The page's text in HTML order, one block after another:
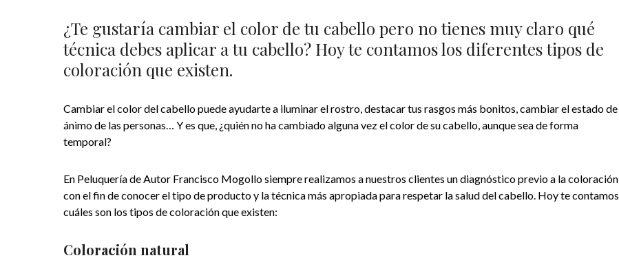
¿Te gustaría cambiar el color de tu cabello pero no tienes muy claro qué
técnica debes aplicar a tu cabello? Hoy te contamos los diferentes tipos de
coloración que existen.
Cambiar el color del cabello puede ayudarte a iluminar el rostro, destacar tus rasgos más bonitos, cambiar el estado de
ánimo de las personas… Y es que, ¿quién no ha cambiado alguna vez el color de su cabello, aunque sea de forma
temporal?
En Peluquería de Autor Francisco Mogollo siempre realizamos a nuestros clientes un diagnóstico previo a la coloración
con el fin de conocer el tipo de producto y la técnica más apropiada para respetar la salud del cabello. Hoy te contamos
cuáles son los tipos de coloración que existen:
Coloración natural